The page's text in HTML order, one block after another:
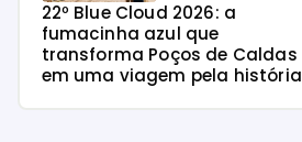
22º Blue Cloud 2026: a
fumacinha azul que
transforma Poços de Caldas
em uma viagem pela história